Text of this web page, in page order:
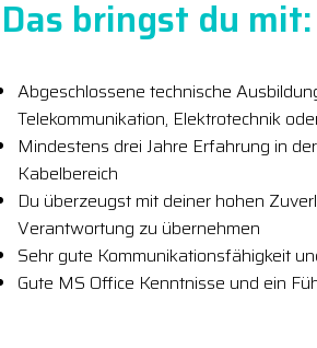
Das bringst du mit:
Abgeschlossene technische
Telekommunikation, Elektrotechnik
Mindestens drei Jahre Erfahrung in
Kabelbereich
Du überzeugst mit deiner hohen
Verantwortung zu übernehmen
Sehr gute Kommunikationsfähigkeit
Gute MS Office Kenntnisse und ein